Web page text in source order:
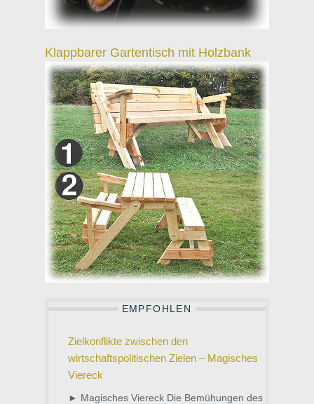
Klappbarer Gartentisch mit Holzbank
EMPFOHLEN
Zielkonflikte zwischen den
wirtschaftspolitischen Zielen – Magisches
Viereck
► Magisches Viereck Die Bemühungen des